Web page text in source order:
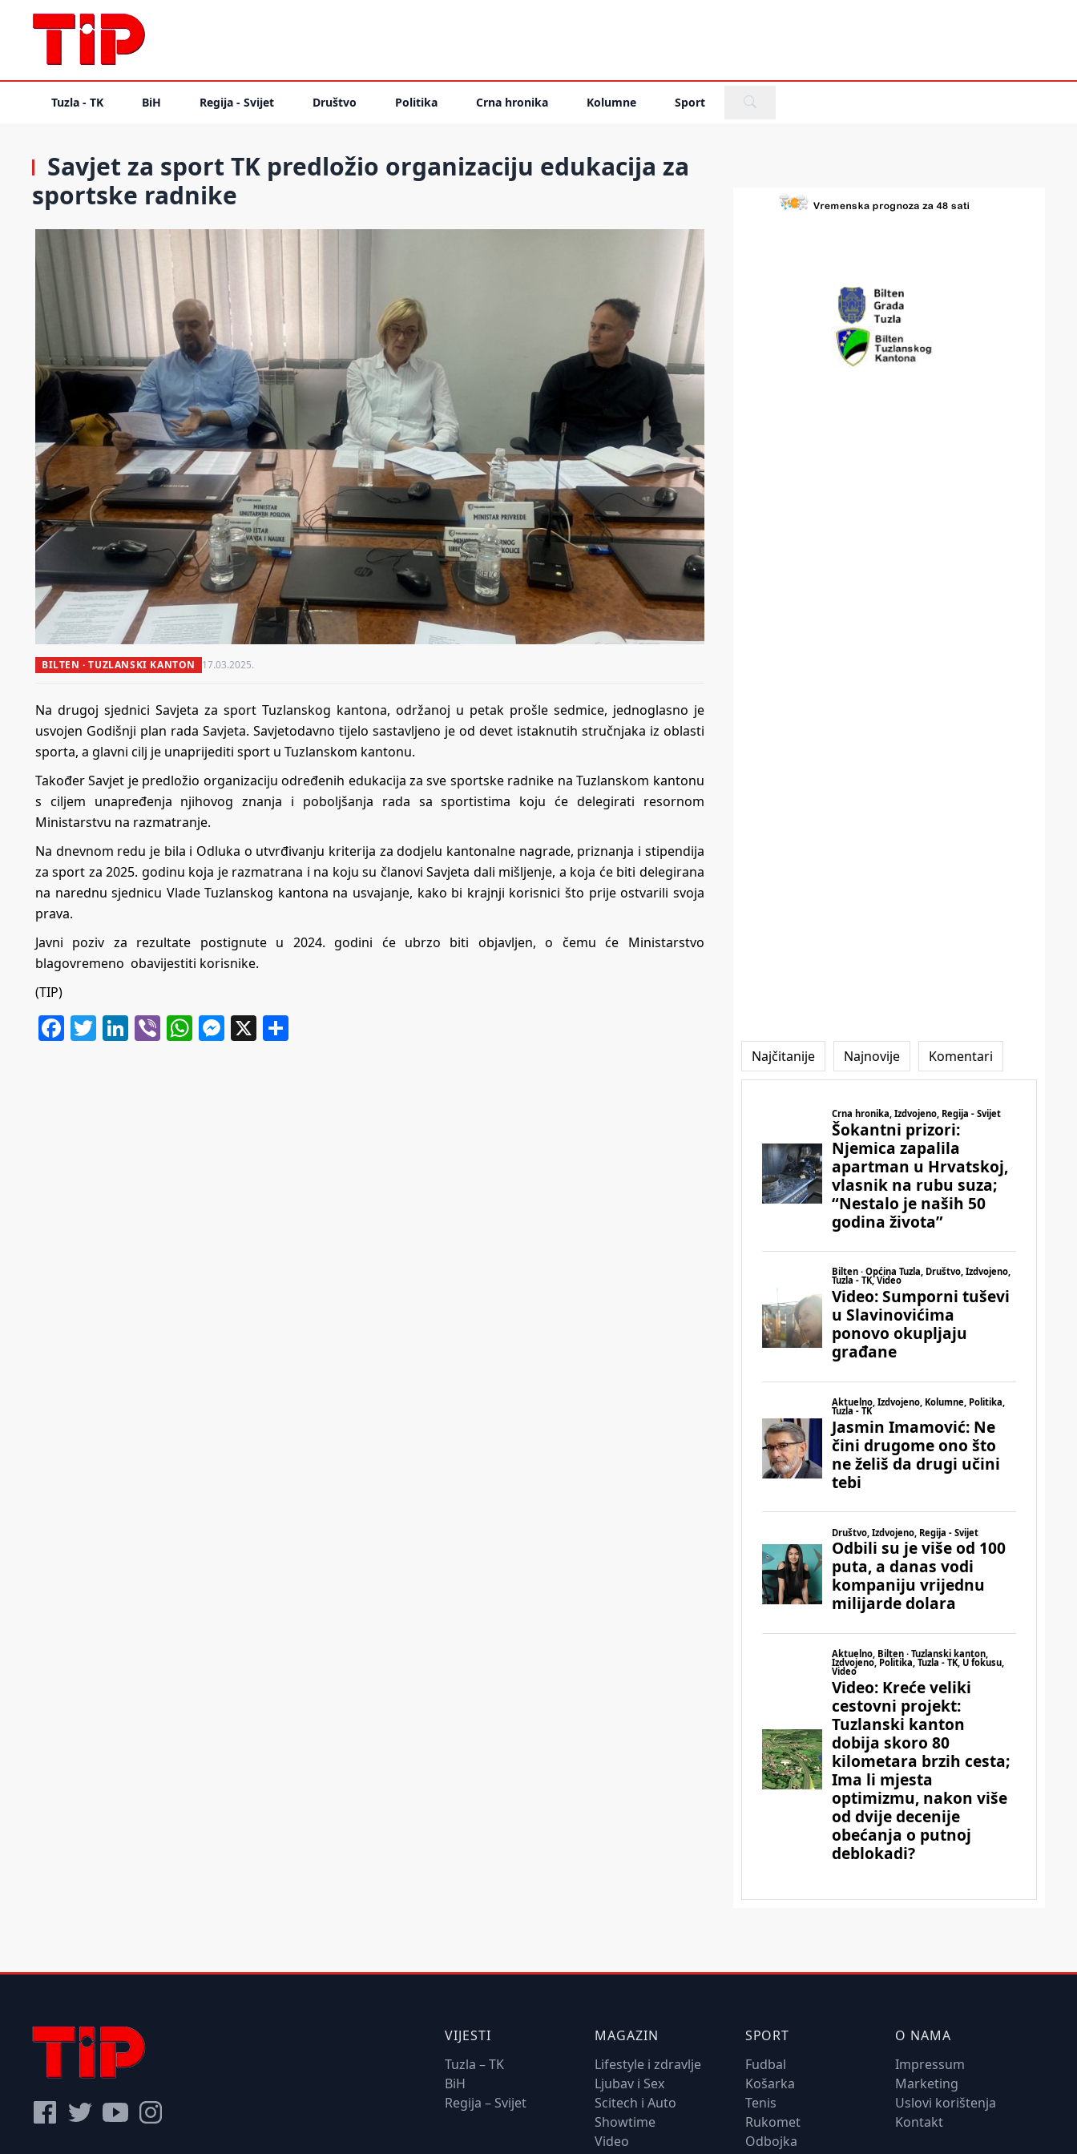
Tuzla - TK BiH Regija - Svijet Društvo Politika Crna hronika Kolumne Sport
Savjet za sport TK predložio organizaciju edukacija za
sportske radnike
BILTEN · TUZLANSKI KANTON 17.03.2025.
Na drugoj sjednici Savjeta za sport Tuzlanskog kantona, održanoj u petak prošle sedmice, jednoglasno je
usvojen Godišnji plan rada Savjeta. Savjetodavno tijelo sastavljeno je od devet istaknutih stručnjaka iz oblasti
sporta, a glavni cilj je unaprijediti sport u Tuzlanskom kantonu.
Također Savjet je predložio organizaciju određenih edukacija za sve sportske radnike na Tuzlanskom kantonu
s ciljem unapređenja njihovog znanja i poboljšanja rada sa sportistima koju će delegirati resornom
Ministarstvu na razmatranje.
Na dnevnom redu je bila i Odluka o utvrđivanju kriterija za dodjelu kantonalne nagrade, priznanja i stipendija
za sport za 2025. godinu koja je razmatrana i na koju su članovi Savjeta dali mišljenje, a koja će biti delegirana
na narednu sjednicu Vlade Tuzlanskog kantona na usvajanje, kako bi krajnji korisnici što prije ostvarili svoja
prava.
Javni poziv za rezultate postignute u 2024. godini će ubrzo biti objavljen, o čemu će Ministarstvo
blagovremeno obavijestiti korisnike.
(TIP)
Facebook
Twitter
LinkedIn
ViberWhatsApp
Messenger
X
Najčitanije Najnovije Komentari
VIJESTI
Tuzla – TK
BiH
Regija – Svijet
MAGAZIN
Lifestyle i zdravlje
Ljubav i Sex
Scitech i Auto
Showtime
Video
SPORT
Fudbal
Košarka
Tenis
Rukomet
Odbojka
O NAMA
Impressum
Marketing
Uslovi korištenja
Kontakt